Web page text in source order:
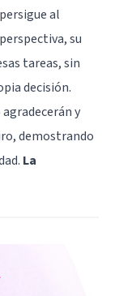
al
su
tareas, sin
decisión.
y
demostrando
La